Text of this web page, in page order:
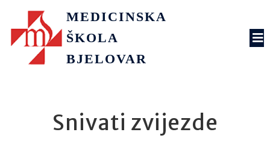
MEDICINSKA
ŠKOLA
BJELOVAR
Snivati zvijezde